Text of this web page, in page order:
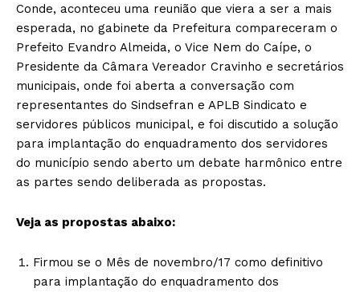
Conde, aconteceu uma reunião que viera a ser a mais
esperada, no gabinete da Prefeitura compareceram o
Prefeito Evandro Almeida, o Vice Nem do Caípe, o
Presidente da Câmara Vereador Cravinho e secretários
municipais, onde foi aberta a conversação com
representantes do Sindsefran e APLB Sindicato e
servidores públicos municipal, e foi discutido a solução
para implantação do enquadramento dos servidores
do município sendo aberto um debate harmônico entre
as partes sendo deliberada as propostas.
Veja as propostas abaixo:
Firmou se o Mês de novembro/17 como definitivo
para implantação do enquadramento dos